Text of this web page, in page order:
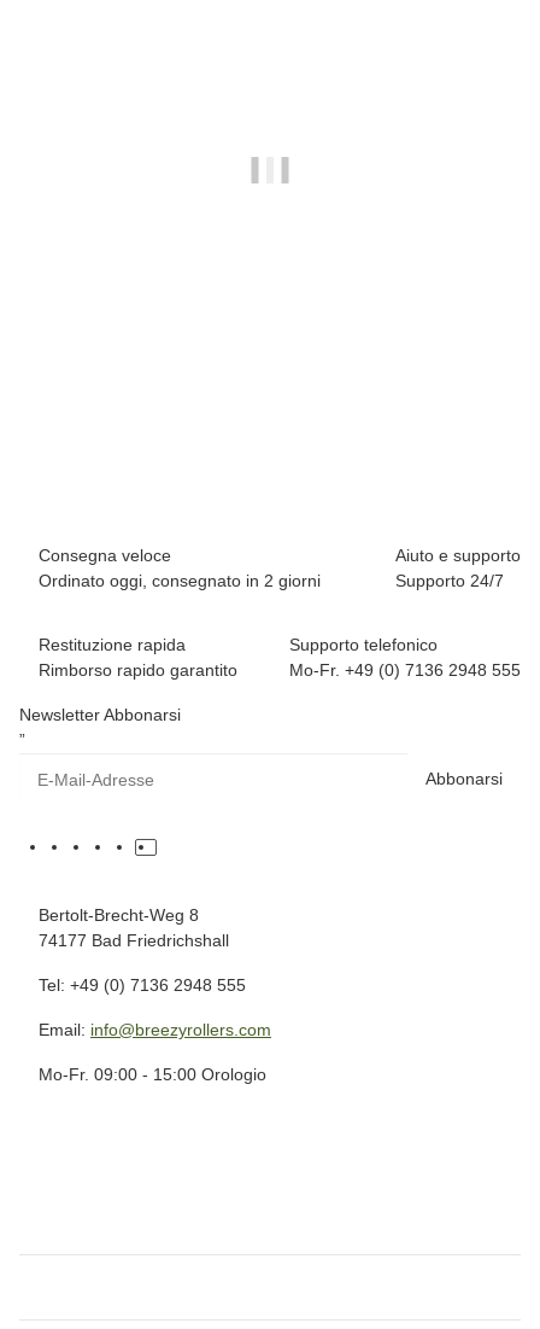
Consegna veloce
Ordinato oggi, consegnato in 2 giorni
Aiuto e supporto
Supporto 24/7
Restituzione rapida
Rimborso rapido garantito
Supporto telefonico
Mo-Fr. +49 (0) 7136 2948 555
Newsletter Abbonarsi
”
Abbonarsi
Bertolt-Brecht-Weg 8
74177 Bad Friedrichshall
Tel: +49 (0) 7136 2948 555
Email: info@breezyrollers.com
Mo-Fr. 09:00 - 15:00 Orologio